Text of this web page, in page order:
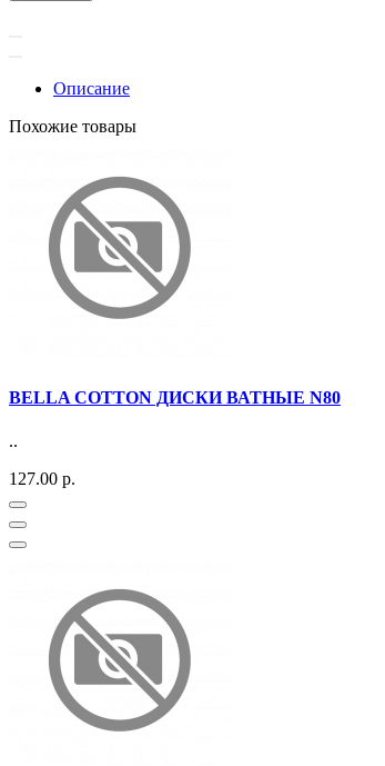
Описание
Похожие товары
BELLA COTTON ДИСКИ ВАТНЫЕ N80
..
127.00 р.